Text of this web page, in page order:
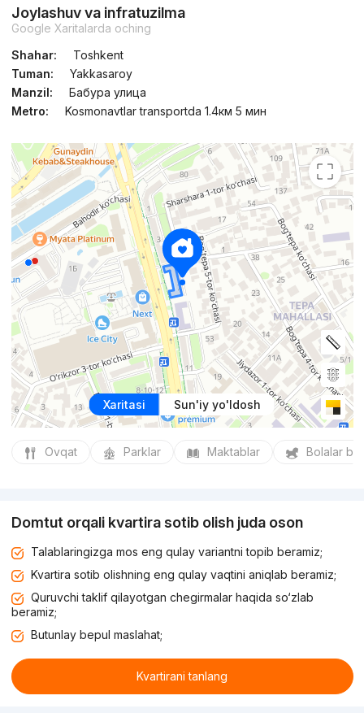
Topshirildi 2022,Murad Buildings
TJ «Nest One»
Joylashuv va infratuzilma
Google Xaritalarda oching
Shahar:
Toshkent
Tuman:
Yakkasaroy
Manzil:
Бабура улица
Metro:
Kosmonavtlar transportda 1.4км 5 мин
Xaritasi Sun'iy yo'ldosh
Ovqat Parklar Maktablar Bolalar
Domtut orqali kvartira sotib olish juda oson
Talablaringizga mos eng qulay variantni topib beramiz;
Kvartira sotib olishning eng qulay vaqtini aniqlab beramiz;
Quruvchi taklif qilayotgan chegirmalar haqida so‘zlab
beramiz;
Butunlay bepul maslahat;
Kvartirani tanlang